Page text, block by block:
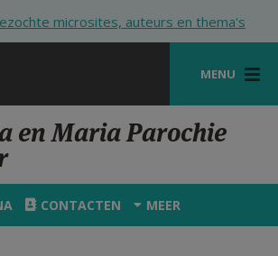
microsites, auteurs en thema's
MENU
en Maria Parochie
CONTACTEN MEER